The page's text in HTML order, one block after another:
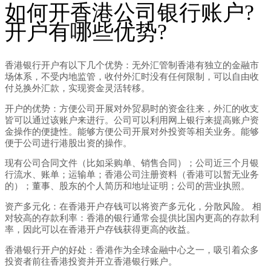
如何开香港公司银行账户?
开户有哪些优势?
香港银行开户有以下几个优势：无外汇管制香港有独立的金融市
场体系，不受内地监管，收付外汇时没有任何限制，可以自由收
付兑换外汇款，实现资金灵活转移。
开户的优势：方便公司开展对外贸易时的资金往来，外汇的收支
皆可以通过该账户来进行。公司可以利用网上银行来提高账户资
金操作的便捷性。能够方便公司开展对外投资等相关业务。能够
便于公司进行港股出资的操作。
现有公司合同文件（比如采购单、销售合同）；公司近三个月银
行流水、账单；运输单；香港公司注册资料（香港可以暂无业务
的）；董事、股东的个人简历和地址证明；公司的营业执照。
资产多元化：在香港开户存钱可以将资产多元化，分散风险。 相
对较高的存款利率：香港的银行通常会提供比国内更高的存款利
率，因此可以在香港开户存钱获得更高的收益。
香港银行开户的好处：香港作为全球金融中心之一，吸引着众多
投资者前往香港投资并开立香港银行账户。